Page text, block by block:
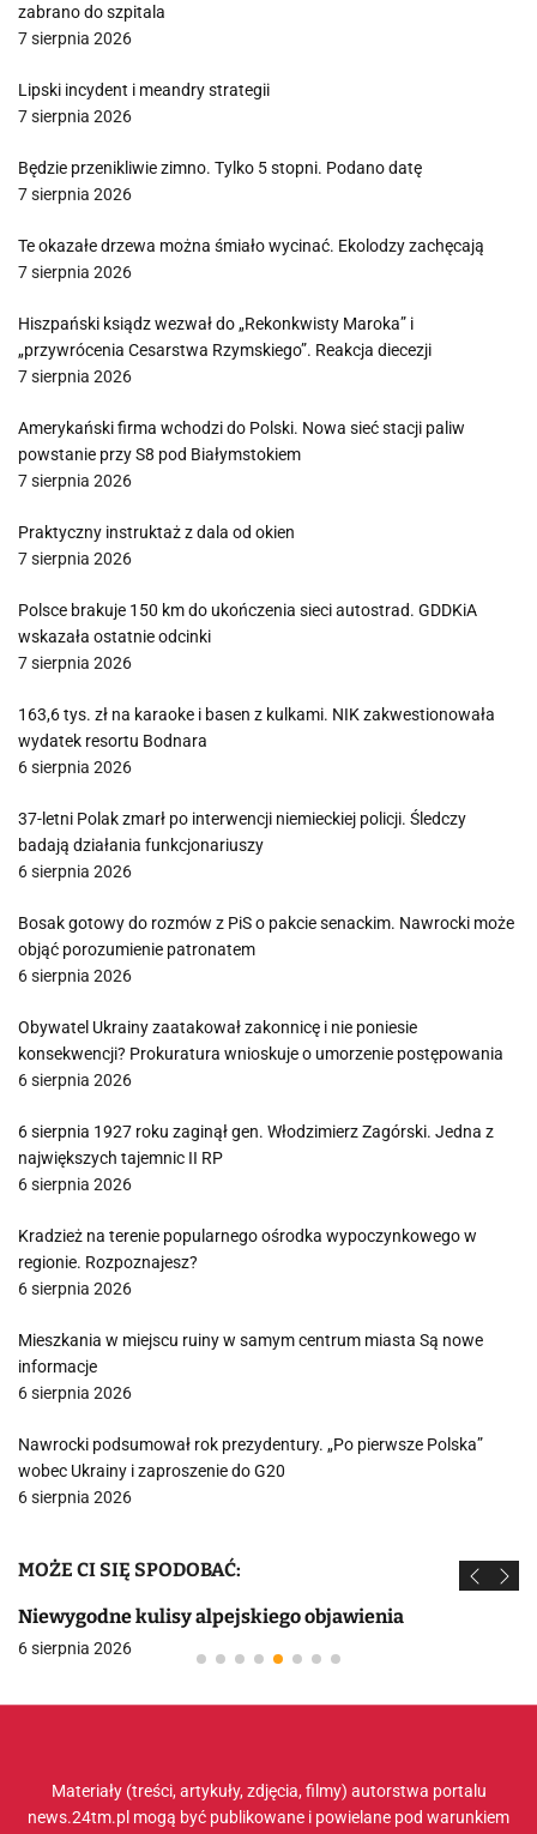
zabrano do szpitala
7 sierpnia 2026
Lipski incydent i meandry strategii
7 sierpnia 2026
Będzie przenikliwie zimno. Tylko 5 stopni. Podano datę
7 sierpnia 2026
Te okazałe drzewa można śmiało wycinać. Ekolodzy zachęcają
7 sierpnia 2026
Hiszpański ksiądz wezwał do „Rekonkwisty Maroka” i
„przywrócenia Cesarstwa Rzymskiego”. Reakcja diecezji
7 sierpnia 2026
Amerykański firma wchodzi do Polski. Nowa sieć stacji paliw
powstanie przy S8 pod Białymstokiem
7 sierpnia 2026
Praktyczny instruktaż z dala od okien
7 sierpnia 2026
Polsce brakuje 150 km do ukończenia sieci autostrad. GDDKiA
wskazała ostatnie odcinki
7 sierpnia 2026
163,6 tys. zł na karaoke i basen z kulkami. NIK zakwestionowała
wydatek resortu Bodnara
6 sierpnia 2026
37-letni Polak zmarł po interwencji niemieckiej policji. Śledczy
badają działania funkcjonariuszy
6 sierpnia 2026
Bosak gotowy do rozmów z PiS o pakcie senackim. Nawrocki może
objąć porozumienie patronatem
6 sierpnia 2026
Obywatel Ukrainy zaatakował zakonnicę i nie poniesie
konsekwencji? Prokuratura wnioskuje o umorzenie postępowania
6 sierpnia 2026
6 sierpnia 1927 roku zaginął gen. Włodzimierz Zagórski. Jedna z
największych tajemnic II RP
6 sierpnia 2026
Kradzież na terenie popularnego ośrodka wypoczynkowego w
regionie. Rozpoznajesz?
6 sierpnia 2026
Mieszkania w miejscu ruiny w samym centrum miasta Są nowe
informacje
6 sierpnia 2026
Nawrocki podsumował rok prezydentury. „Po pierwsze Polska”
wobec Ukrainy i zaproszenie do G20
6 sierpnia 2026
MOŻE CI SIĘ SPODOBAĆ:
Niewygodne kulisy alpejskiego objawienia
6 sierpnia 2026
Materiały (treści, artykuły, zdjęcia, filmy) autorstwa portalu
news.24tm.pl mogą być publikowane i powielane pod warunkiem